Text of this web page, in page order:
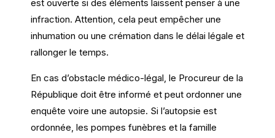
est ouverte si des éléments laissent penser à une
infraction. Attention, cela peut empêcher une
inhumation ou une crémation dans le délai légale et
rallonger le temps.
En cas d’obstacle médico-légal, le Procureur de la
République doit être informé et peut ordonner une
enquête voire une autopsie. Si l’autopsie est
ordonnée, les pompes funèbres et la famille